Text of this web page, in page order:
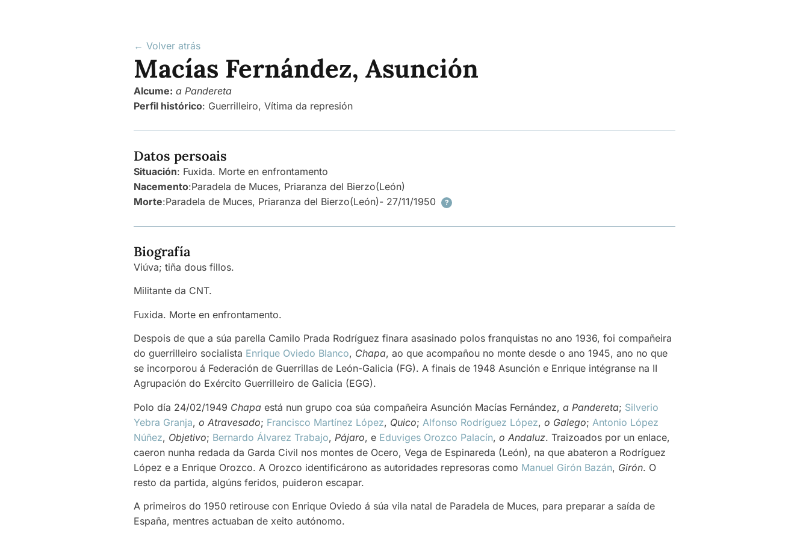
← Volver atrás
Macías Fernández, Asunción
Alcume: a Pandereta
Perfil histórico: Guerrilleiro, Vítima da represión
Datos persoais
Situación: Fuxida. Morte en enfrontamento
Nacemento:Paradela de Muces, Priaranza del Bierzo(León)
Morte:Paradela de Muces, Priaranza del Bierzo(León)- 27/11/1950 ?
Biografía
Viúva; tiña dous fillos.
Militante da CNT.
Fuxida. Morte en enfrontamento.
Despois de que a súa parella Camilo Prada Rodríguez finara asasinado polos franquistas no ano 1936, foi compañeira
do guerrilleiro socialista Enrique Oviedo Blanco, Chapa, ao que acompañou no monte desde o ano 1945, ano no que
se incorporou á Federación de Guerrillas de León-Galicia (FG). A finais de 1948 Asunción e Enrique intégranse na II
Agrupación do Exército Guerrilleiro de Galicia (EGG).
Polo día 24/02/1949 Chapa está nun grupo coa súa compañeira Asunción Macías Fernández, a Pandereta; Silverio
Yebra Granja, o Atravesado; Francisco Martínez López, Quico; Alfonso Rodríguez López, o Galego; Antonio López
Núñez, Objetivo; Bernardo Álvarez Trabajo, Pájaro, e Eduviges Orozco Palacín, o Andaluz. Traizoados por un enlace,
caeron nunha redada da Garda Civil nos montes de Ocero, Vega de Espinareda (León), na que abateron a Rodríguez
López e a Enrique Orozco. A Orozco identificárono as autoridades represoras como Manuel Girón Bazán, Girón. O
resto da partida, algúns feridos, puideron escapar.
A primeiros do 1950 retirouse con Enrique Oviedo á súa vila natal de Paradela de Muces, para preparar a saída de
España, mentres actuaban de xeito autónomo.